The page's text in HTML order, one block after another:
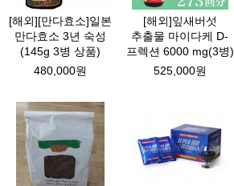
[해외][만다효소]일본
만다효소 3년 숙성
(145g 3병 상품)
480,000원
[해외]잎새버섯
추출물 마이다케 D-
프렉션 6000 mg(3병)
525,000원